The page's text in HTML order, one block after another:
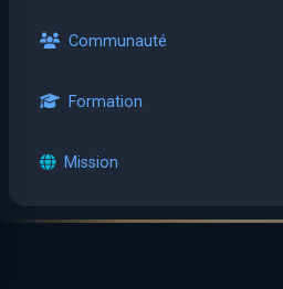
Communauté
Formation
Mission